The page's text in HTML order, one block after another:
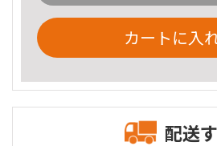
カートに入
配送